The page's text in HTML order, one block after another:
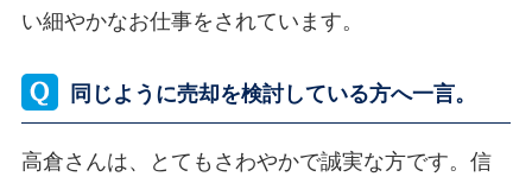
い細やかなお仕事をされています。
同じように売却を検討している方へ一言。
高倉さんは、とてもさわやかで誠実な方です。信